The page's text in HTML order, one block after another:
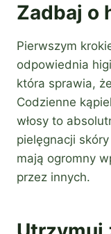
Zadbaj o
Pierwszym
odpowiednia
która sprawia,
Codzienne
włosy to
pielęgnacji
mają ogromny
przez innych.